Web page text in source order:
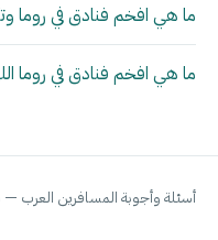
ما هي افخم فنادق في روما
ما هي افخم فنادق في روما
أسئلة وأجوبة المسافرين العرب